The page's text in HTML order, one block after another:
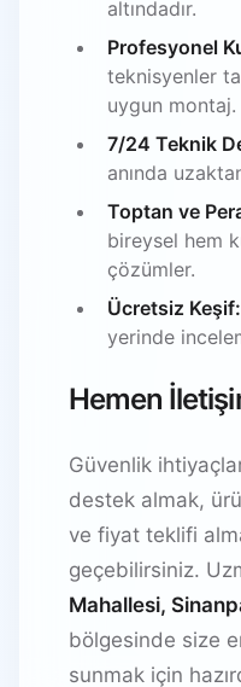
altındadır.
Profesyonel
teknisyenler
uygun montaj.
7/24 Teknik
anında
Toptan ve
bireysel hem
çözümler.
Ücretsiz Keşif:
yerinde
Hemen
Güvenlik
destek almak,
ve fiyat teklifi
geçebilirsiniz.
Mahallesi,
bölgesinde size
sunmak için